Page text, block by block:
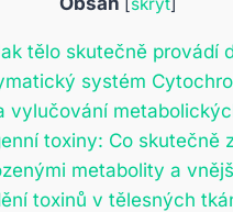
tělo skutečně provádí
systém
vylučování
toxiny: Co skutečně
metabolity a
toxinů v tělesných